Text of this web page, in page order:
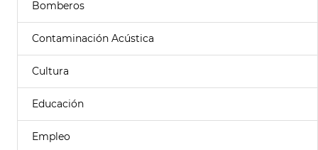
Bomberos
Contaminación Acústica
Cultura
Educación
Empleo